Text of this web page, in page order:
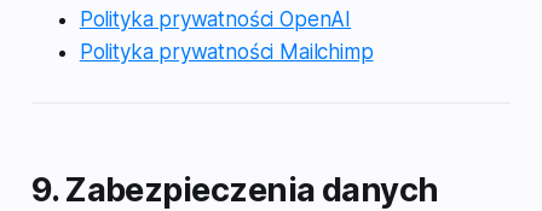
Polityka prywatności OpenAI
Polityka prywatności Mailchimp
9. Zabezpieczenia danych